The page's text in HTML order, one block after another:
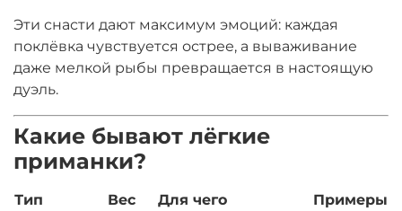
Эти снасти дают максимум эмоций: каждая
поклёвка чувствуется острее, а вываживание
даже мелкой рыбы превращается в настоящую
дуэль.
Какие бывают лёгкие
приманки?
Тип Вес Для чего Примеры